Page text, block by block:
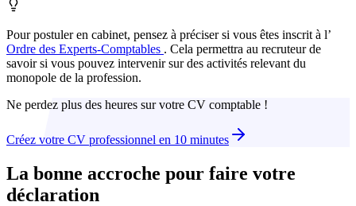
Pour postuler en cabinet, pensez à préciser si vous êtes inscrit à l’
Ordre des Experts-Comptables . Cela permettra au recruteur de
savoir si vous pouvez intervenir sur des activités relevant du
monopole de la profession.
Ne perdez plus des heures sur votre CV comptable !
Créez votre CV professionnel en 10 minutes
La bonne accroche pour faire votre
déclaration